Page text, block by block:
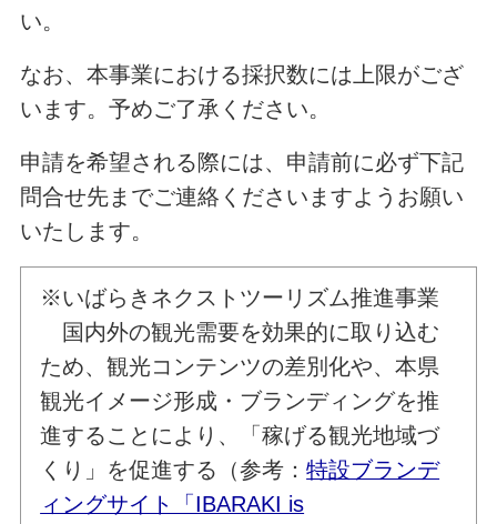
い。
なお、本事業における採択数には上限がござ
います。予めご了承ください。
申請を希望される際には、申請前に必ず下記
問合せ先までご連絡くださいますようお願い
いたします。
※いばらきネクストツーリズム推進事業
国内外の観光需要を効果的に取り込む
ため、観光コンテンツの差別化や、本県
観光イメージ形成・ブランディングを推
進することにより、「稼げる観光地域づ
くり」を促進する（参考：特設ブランデ
ィングサイト「IBARAKI is